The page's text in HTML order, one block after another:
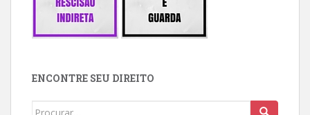
ENCONTRE SEU DIREITO
Buscar: